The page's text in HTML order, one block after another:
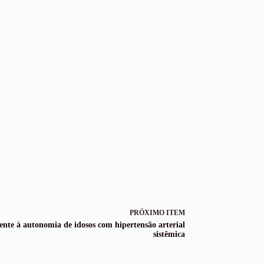
PRÓXIMO ITEM
à autonomia de idosos com hipertensão arterial
sistêmica